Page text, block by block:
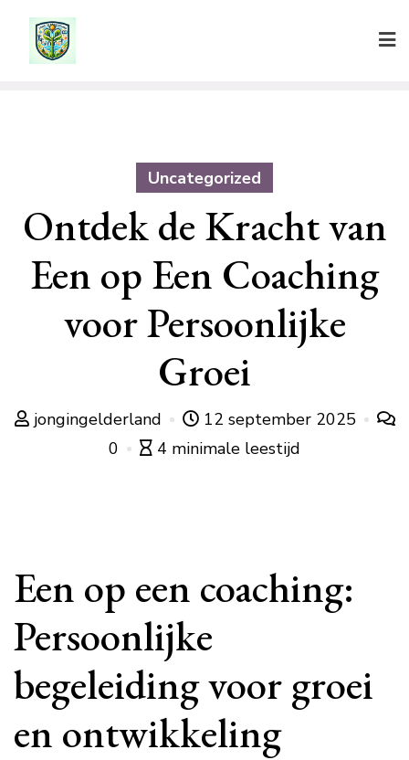
Uncategorized
Ontdek de Kracht van
Een op Een Coaching
voor Persoonlijke
Groei
jongingelderland
12 september 2025
0
4 minimale leestijd
Een op een coaching:
Persoonlijke
begeleiding voor groei
en ontwikkeling